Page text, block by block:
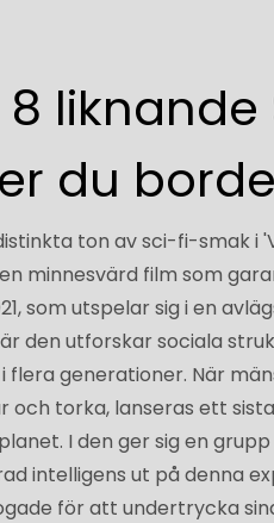
liknande
du
ton av sci-fi-smak i
minnesvärd film som
som utspelar sig i en
den utforskar sociala
flera generationer. När
och torka, lanseras ett
I den ger sig en
intelligens ut på denna
för att undertrycka